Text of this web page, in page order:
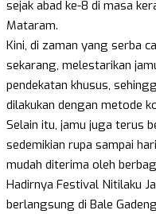
sejak abad ke-8 di masa
Mataram.
Kini, di zaman yang serba
sekarang, melestarikan
pendekatan khusus,
dilakukan dengan metode
Selain itu, jamu juga terus
sedemikian rupa sampai
mudah diterima oleh
Hadirnya Festival Nitilaku
berlangsung di Bale